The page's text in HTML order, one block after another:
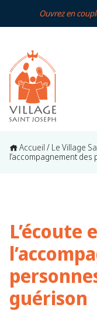
Ouvrez en
Accueil / Le Village
l’accompagnement
L’écoute
guérison